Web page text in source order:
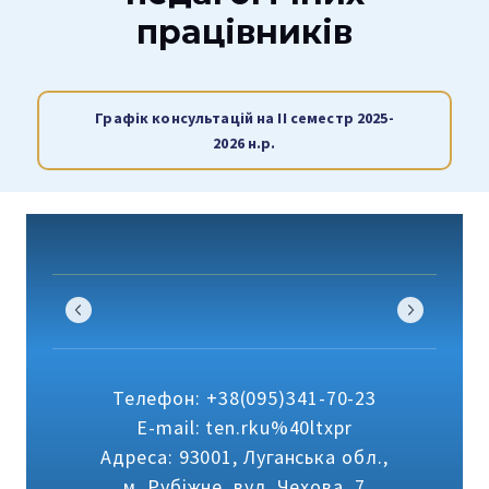
працівників
Графік консультацій на ІІ семестр 2025-
2026 н.р.
Телефон: +38(095)341-70-23
E-mail: ten.rku%40ltxpr
Адреса: 93001, Луганська обл.,